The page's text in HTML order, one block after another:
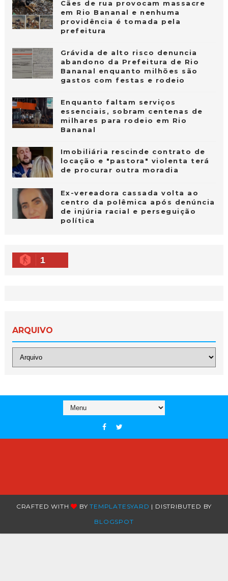
Cães de rua provocam massacre
em Rio Bananal e nenhuma
providência é tomada pela
prefeitura
Grávida de alto risco denuncia
abandono da Prefeitura de Rio
Bananal enquanto milhões são
gastos com festas e rodeio
Enquanto faltam serviços
essenciais, sobram centenas de
milhares para rodeio em Rio
Bananal
Imobiliária rescinde contrato de
locação e "pastora" violenta terá
de procurar outra moradia
Ex-vereadora cassada volta ao
centro da polêmica após denúncia
de injúria racial e perseguição
política
1
ARQUIVO
CRAFTED WITH BYTEMPLATESYARD | DISTRIBUTED BY
BLOGSPOT